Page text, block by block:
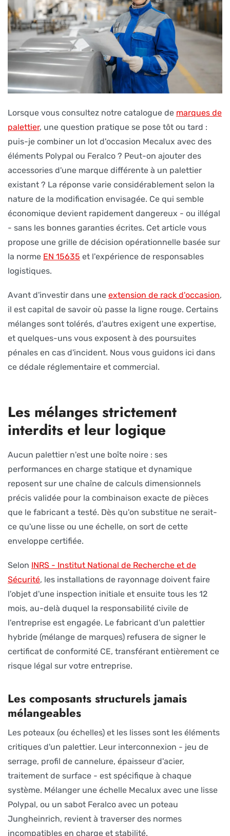
Lorsque vous consultez notre catalogue de marques de
palettier, une question pratique se pose tôt ou tard :
puis-je combiner un lot d'occasion Mecalux avec des
éléments Polypal ou Feralco ? Peut-on ajouter des
accessories d'une marque différente à un palettier
existant ? La réponse varie considérablement selon la
nature de la modification envisagée. Ce qui semble
économique devient rapidement dangereux - ou illégal
- sans les bonnes garanties écrites. Cet article vous
propose une grille de décision opérationnelle basée sur
la norme EN 15635 et l'expérience de responsables
logistiques.
Avant d'investir dans une extension de rack d'occasion,
il est capital de savoir où passe la ligne rouge. Certains
mélanges sont tolérés, d'autres exigent une expertise,
et quelques-uns vous exposent à des poursuites
pénales en cas d'incident. Nous vous guidons ici dans
ce dédale réglementaire et commercial.
Les mélanges strictement
interdits et leur logique
Aucun palettier n'est une boîte noire : ses
performances en charge statique et dynamique
reposent sur une chaîne de calculs dimensionnels
précis validée pour la combinaison exacte de pièces
que le fabricant a testé. Dès qu'on substitue ne serait-
ce qu'une lisse ou une échelle, on sort de cette
enveloppe certifiée.
Selon INRS - Institut National de Recherche et de
Sécurité, les installations de rayonnage doivent faire
l'objet d'une inspection initiale et ensuite tous les 12
mois, au-delà duquel la responsabilité civile de
l'entreprise est engagée. Le fabricant d'un palettier
hybride (mélange de marques) refusera de signer le
certificat de conformité CE, transférant entièrement ce
risque légal sur votre entreprise.
Les composants structurels jamais
mélangeables
Les poteaux (ou échelles) et les lisses sont les éléments
critiques d'un palettier. Leur interconnexion - jeu de
serrage, profil de cannelure, épaisseur d'acier,
traitement de surface - est spécifique à chaque
système. Mélanger une échelle Mecalux avec une lisse
Polypal, ou un sabot Feralco avec un poteau
Jungheinrich, revient à traverser des normes
incompatibles en charge et stabilité.